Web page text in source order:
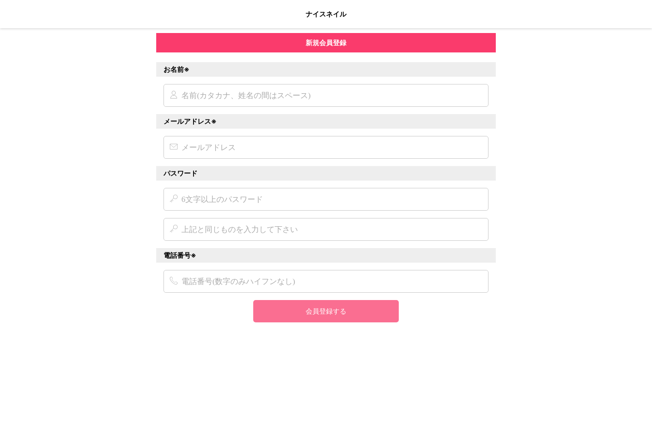
ナイスネイル
新規会員登録
お名前※
メールアドレス※
パスワード
電話番号※
会員登録する